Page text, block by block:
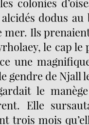
dodus
mer. Ils
le cap
une
gendre de Njall
le
Elle
trois mois